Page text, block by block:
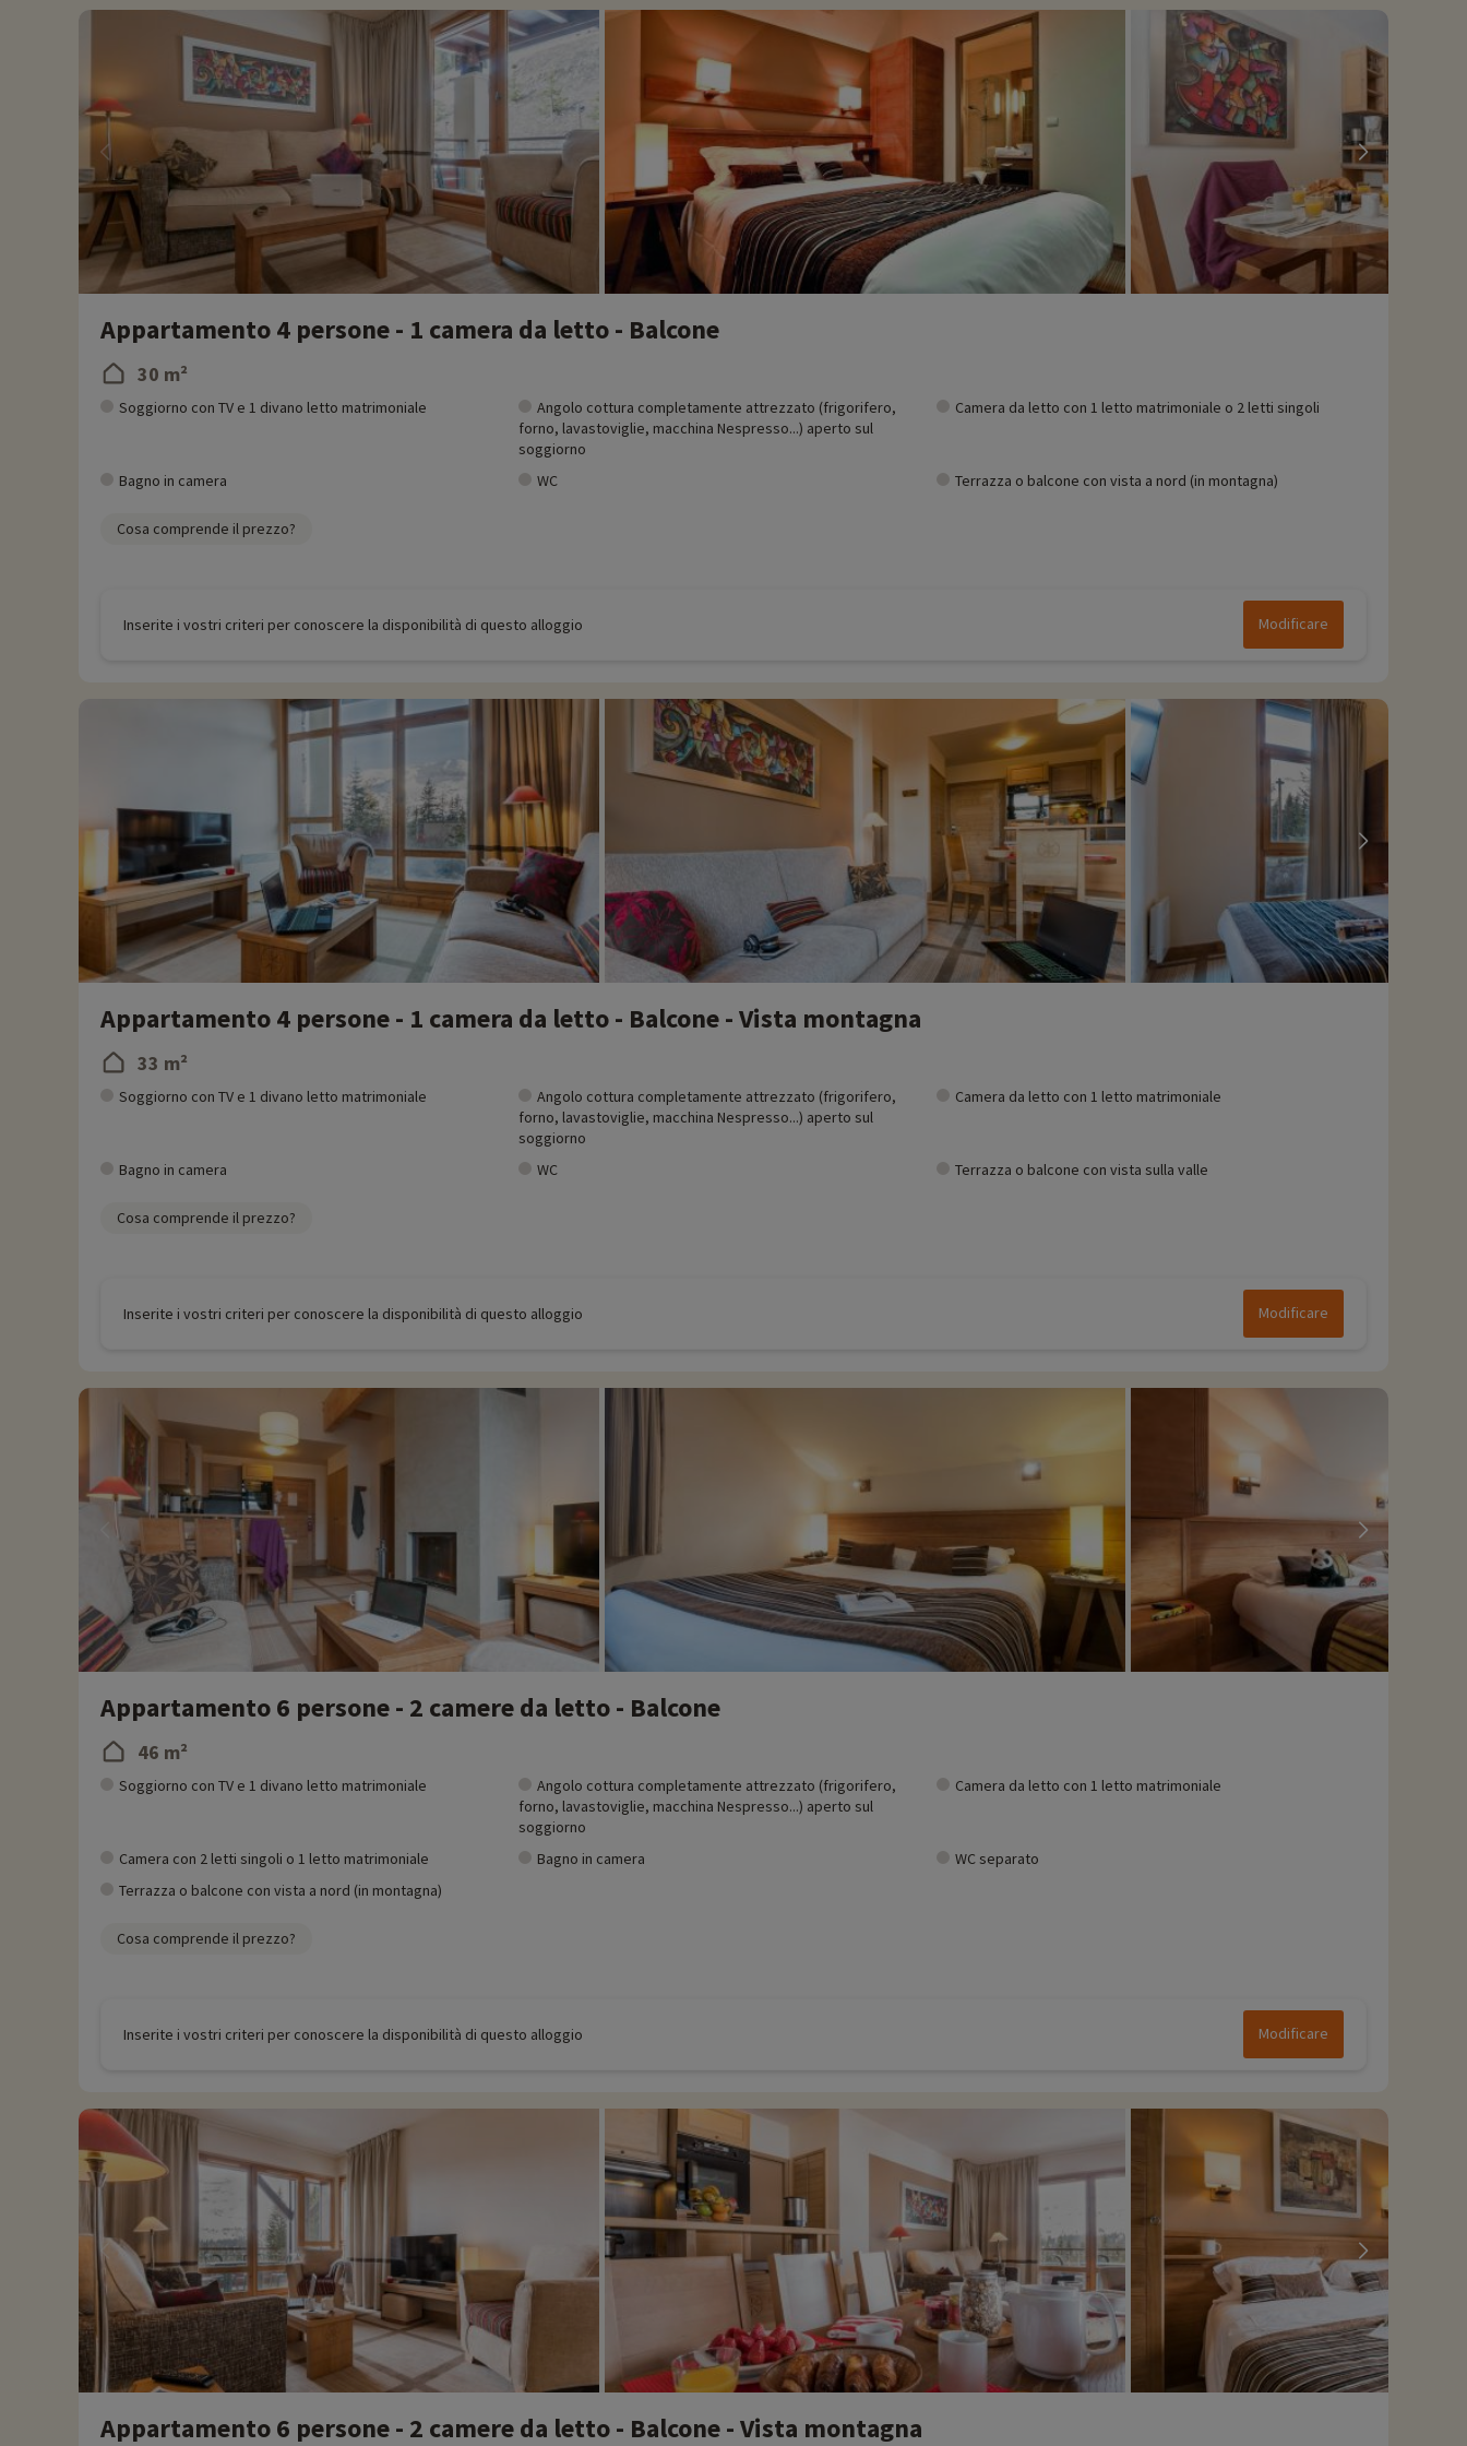
Ogni anno Familytrip scopre nuove attività per le famiglie vicino ai nostri alloggi: zoo, acquario, ecc. Se abbiamo già negoziato le attività, potete prenotarle con uno sconto direttamente online dopo
aver scelto il vostro alloggio,cliccando qui!
Focus sul resort
- Stazione di Flaine
' Stazione a 1600 m di altitudine, cima a 2500 m
' Centro del resort riservato ai pedoni
' Navette gratuite nel resort ' 64 piste: 9 verdi, 28 blu, 21 rosse e 6 nere
' 24 impianti di risalita
Ulteriori informazioni
- Animali domestici ammessi, a pagamento
Appartamento 4 persone - 1 camera da letto - Balcone
30 m²
Soggiorno con TV e 1 divano letto matrimoniale
Angolo cottura completamente attrezzato (frigorifero,
forno, lavastoviglie, macchina Nespresso...) aperto sul
soggiorno
Camera da letto con 1 letto matrimoniale o 2 letti singoli
Bagno in camera WC Terrazza o balcone con vista a nord (in montagna)
Cosa comprende il prezzo?
Inserite i vostri criteri per conoscere la disponibilità di questo alloggio Modificare
Appartamento 4 persone - 1 camera da letto - Balcone - Vista montagna
33 m²
Soggiorno con TV e 1 divano letto matrimoniale
Angolo cottura completamente attrezzato (frigorifero,
forno, lavastoviglie, macchina Nespresso...) aperto sul
soggiorno
Camera da letto con 1 letto matrimoniale
Bagno in camera WC Terrazza o balcone con vista sulla valle
Cosa comprende il prezzo?
Inserite i vostri criteri per conoscere la disponibilità di questo alloggio Modificare
Appartamento 6 persone - 2 camere da letto - Balcone
46 m²
Soggiorno con TV e 1 divano letto matrimoniale
Angolo cottura completamente attrezzato (frigorifero,
forno, lavastoviglie, macchina Nespresso...) aperto sul
soggiorno
Camera da letto con 1 letto matrimoniale
Camera con 2 letti singoli o 1 letto matrimoniale Bagno in camera
WC separato
Terrazza o balcone con vista a nord (in montagna)
Cosa comprende il prezzo?
Inserite i vostri criteri per conoscere la disponibilità di questo alloggio Modificare
Appartamento 6 persone - 2 camere da letto - Balcone - Vista montagna